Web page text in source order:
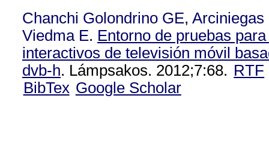
Chanchi Golondrino GE, Arciniegas
Viedma E. Entorno de pruebas
interactivos de televisión móvil
dvb-h. Lámpsakos. 2012;7:68. RTF
BibTex Google Scholar